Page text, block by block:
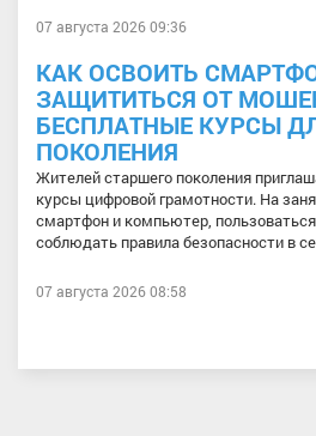
07 августа 2026 09:36
КАК ОСВОИТЬ
ЗАЩИТИТЬСЯ ОТ
БЕСПЛАТНЫЕ КУРСЫ
ПОКОЛЕНИЯ
Жителей старшего поколения
курсы цифровой грамотности. На
смартфон и компьютер,
соблюдать правила безопасности в
07 августа 2026 08:58